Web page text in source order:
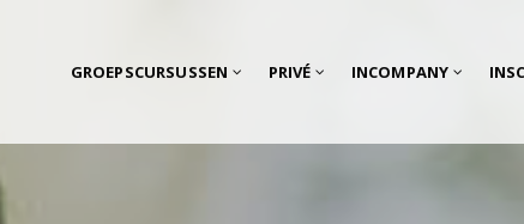
GROEPSCURSUSSEN PRIVÉ INCOMPANY